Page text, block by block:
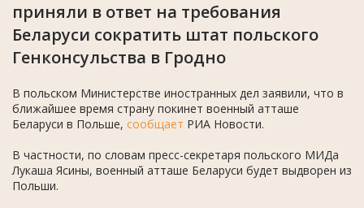
приняли в ответ на требования
Беларуси сократить штат польского
Генконсульства в Гродно
В польском Министерстве иностранных дел заявили, что в
ближайшее время страну покинет военный атташе
Беларуси в Польше, сообщает РИА Новости.
В частности, по словам пресс-секретаря польского МИДа
Лукаша Ясины, военный атташе Беларуси будет выдворен из
Польши.